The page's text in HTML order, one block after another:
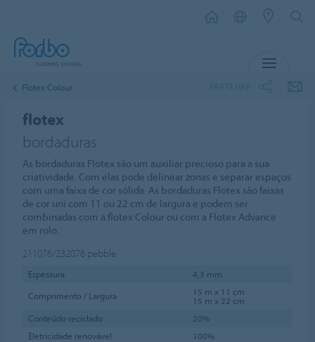
Flotex Colour
flotex
bordaduras
As bordaduras Flotex são um auxiliar precioso para a sua
criatividade. Com elas pode delinear zonas e separar espaços
com uma faixa de cor sólida. As bordaduras Flotex são faixas
de cor uni com 11 ou 22 cm de largura e podem ser
combinadas com a flotex Colour ou com a Flotex Advance
em rolo.
211076/232076 pebble
Espessura
4,3 mm
Comprimento / Largura
15 m x 11 cm
15 m x 22 cm
Conteúdo reciclado
20%
Eletricidade renovável
100%